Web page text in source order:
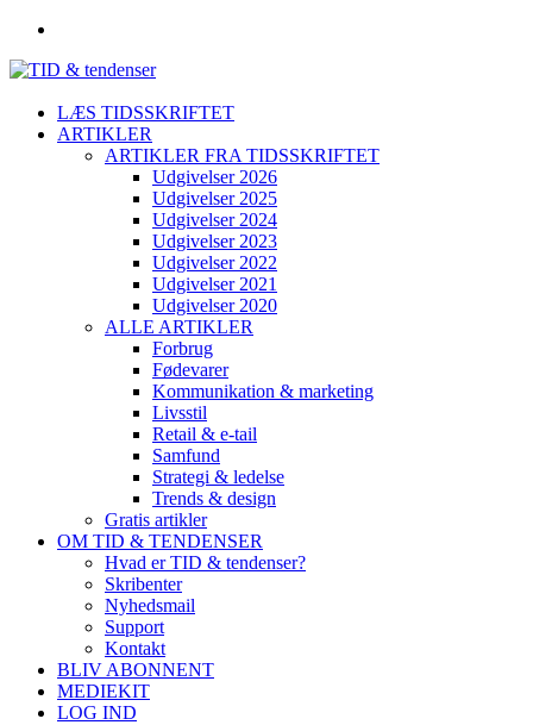
LÆS TIDSSKRIFTET
ARTIKLER
ARTIKLER FRA TIDSSKRIFTET
Udgivelser 2026
Udgivelser 2025
Udgivelser 2024
Udgivelser 2023
Udgivelser 2022
Udgivelser 2021
Udgivelser 2020
ALLE ARTIKLER
Forbrug
Fødevarer
Kommunikation & marketing
Livsstil
Retail & e-tail
Samfund
Strategi & ledelse
Trends & design
Gratis artikler
OM TID & TENDENSER
Hvad er TID & tendenser?
Skribenter
Nyhedsmail
Support
Kontakt
BLIV ABONNENT
MEDIEKIT
LOG IND